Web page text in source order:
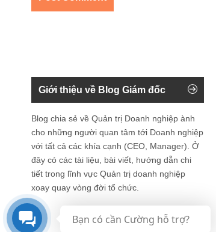
Giới thiệu về Blog Giám đốc
Blog chia sẻ về Quản trị Doanh nghiệp ành
cho những người quan tâm tới Doanh nghiệp
với tất cả các khía cạnh (CEO, Manager). Ở
đây có các tài liệu, bài viết, hướng dẫn chi
tiết trong lĩnh vực Quản trị doanh nghiệp
xoay quay vòng đời tổ chức.
Bạn có cần Cường hỗ trợ?